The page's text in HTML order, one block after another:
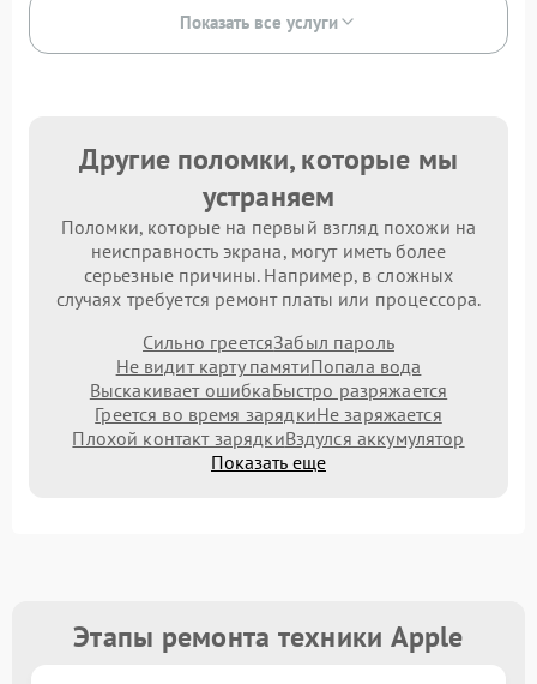
Показать все услуги
Другие поломки, которые мы
устраняем
Поломки, которые на первый взгляд похожи на
неисправность экрана, могут иметь более
серьезные причины. Например, в сложных
случаях требуется ремонт платы или процессора.
Сильно греетсяЗабыл пароль
Не видит карту памятиПопала вода
Выскакивает ошибкаБыстро разряжается
Греется во время зарядкиНе заряжается
Плохой контакт зарядкиВздулся аккумулятор
Показать еще
Этапы ремонта техники Apple